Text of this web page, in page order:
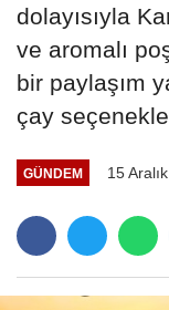
dolayısıyla
ve aromalı
bir paylaşım
çay
GÜNDEM 15